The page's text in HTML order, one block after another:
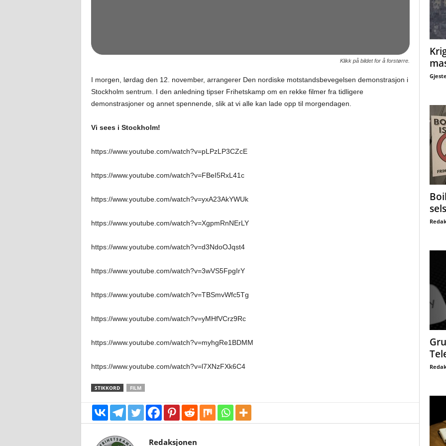
Klikk på bildet for å forstørre.
I morgen, lørdag den 12. november, arrangerer Den nordiske motstandsbevegelsen demonstrasjon i
Stockholm sentrum. I den anledning tipser Frihetskamp om en rekke filmer fra tidligere
demonstrasjoner og annet spennende, slik at vi alle kan lade opp til morgendagen.
Vi sees i Stockholm!
https://www.youtube.com/watch?v=pLPzLP3CZcE
https://www.youtube.com/watch?v=FBeI5RxL41c
https://www.youtube.com/watch?v=yxA23AkYWUk
https://www.youtube.com/watch?v=XgpmRnNErLY
https://www.youtube.com/watch?v=d3NdoOJqst4
https://www.youtube.com/watch?v=3wVS5FpgIrY
https://www.youtube.com/watch?v=TBSmvWfc5Tg
https://www.youtube.com/watch?v=yMHfVCrz9Rc
https://www.youtube.com/watch?v=myhgRe1BDMM
https://www.youtube.com/watch?v=l7XNzFXk6C4
STIKKORD FILM
Redaksjonen